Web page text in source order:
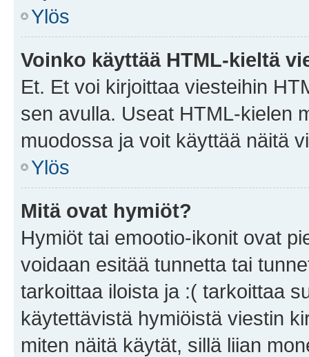
Ylös
Voinko käyttää HTML-kieltä
Et. Et voi kirjoittaa viesteihin
sen avulla. Useat HTML-kielen
muodossa ja voit käyttää näitä
Ylös
Mitä ovat hymiöt?
Hymiöt tai emootio-ikonit ovat
voidaan esitää tunnetta tai
tarkoittaa iloista ja :( tarkoittaa
käytettävistä hymiöistä viestin
miten näitä käytät, sillä liian